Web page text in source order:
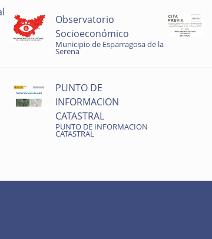
Observatorio
Socioeconómico
Municipio de Esparragosa de la
Serena
PUNTO DE
INFORMACION
CATASTRAL
PUNTO DE INFORMACION
CATASTRAL